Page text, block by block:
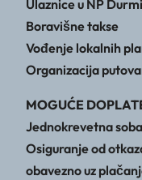
Ulaznice u NP
Boravišne takse
Vođenje lokalnih
Organizacija
MOGUĆE
Jednokrevetna
Osiguranje od
obavezno uz